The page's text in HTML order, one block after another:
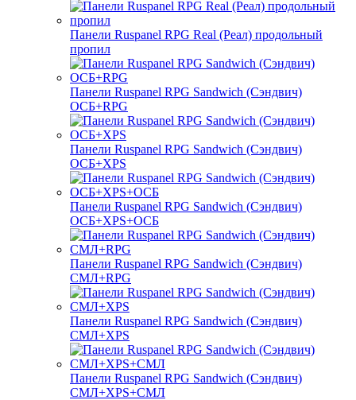
Панели Ruspanel RPG Real (Реал) продольный
пропил
Панели Ruspanel RPG Sandwich (Сэндвич)
ОСБ+RPG
Панели Ruspanel RPG Sandwich (Сэндвич)
ОСБ+XPS
Панели Ruspanel RPG Sandwich (Сэндвич)
ОСБ+XPS+ОСБ
Панели Ruspanel RPG Sandwich (Сэндвич)
СМЛ+RPG
Панели Ruspanel RPG Sandwich (Сэндвич)
СМЛ+XPS
Панели Ruspanel RPG Sandwich (Сэндвич)
СМЛ+XPS+СМЛ